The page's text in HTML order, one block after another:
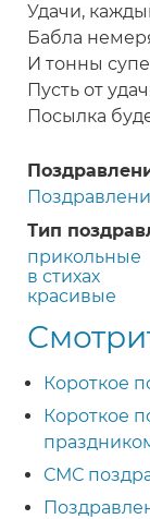
Удачи,
Бабла
И тонны
Пусть от
Посылка
Тип
прикольные
в стихах
красивые
Короткое
Короткое
СМС